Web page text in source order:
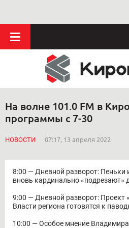
На волне 101.0 FM в
программы с 7-30
НОВОСТИ 07:17, 13 апреля 2022
8:00 — Дневной разворот: Пеньки
вновь кардинально «подрезают»
9:00 — Дневной разворот:
Власти региона готовятся к
10:00 — Особое мнение